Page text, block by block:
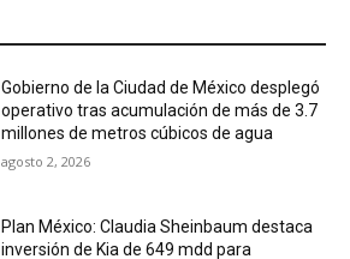
Gobierno de la Ciudad de México desplegó
operativo tras acumulación de más de 3.7
millones de metros cúbicos de agua
agosto 2, 2026
Plan México: Claudia Sheinbaum destaca
inversión de Kia de 649 mdd para